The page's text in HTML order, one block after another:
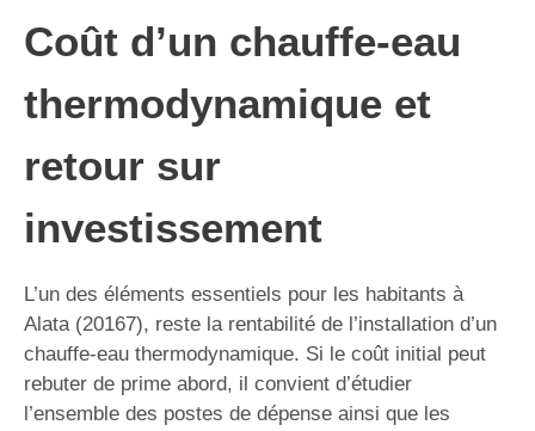
Coût d’un chauffe-eau
thermodynamique et
retour sur
investissement
L’un des éléments essentiels pour les habitants à
Alata (20167), reste la rentabilité de l’installation d’un
chauffe-eau thermodynamique. Si le coût initial peut
rebuter de prime abord, il convient d’étudier
l’ensemble des postes de dépense ainsi que les